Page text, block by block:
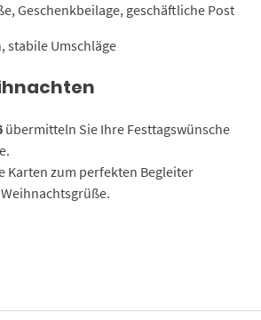
Geschenkbeilage, geschäftliche Post
stabile Umschläge
übermitteln Sie Ihre Festtagswünsche
Karten zum perfekten Begleiter